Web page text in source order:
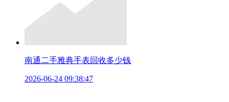
南通二手雅典手表回收多少钱
2026-06-24 09:38:47